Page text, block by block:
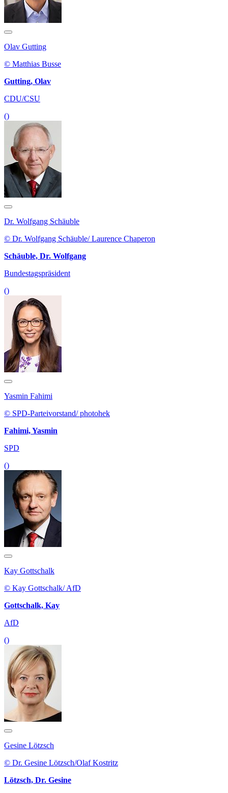
Olav Gutting
© Matthias Busse
Gutting, Olav
CDU/CSU
()
Dr. Wolfgang Schäuble
© Dr. Wolfgang Schäuble/ Laurence Chaperon
Schäuble, Dr. Wolfgang
Bundestagspräsident
()
Yasmin Fahimi
© SPD-Parteivorstand/ photohek
Fahimi, Yasmin
SPD
()
Kay Gottschalk
© Kay Gottschalk/ AfD
Gottschalk, Kay
AfD
()
Gesine Lötzsch
© Dr. Gesine Lötzsch/Olaf Kostritz
Lötzsch, Dr. Gesine